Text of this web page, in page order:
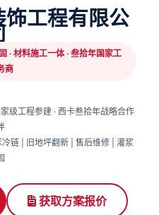
工程有限公
· 材料施工一体 · 叁拾年国家工
商
级工程参建 · 西卡叁拾年战略合作
链 | 旧地坪翻新 | 售后维修 | 灌浆
获取方案报价